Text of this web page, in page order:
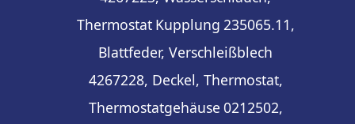
Thermostat Kupplung 235065.11,
Blattfeder, Verschleißblech
4267228, Deckel, Thermostat,
Thermostatgehäuse 0212502,